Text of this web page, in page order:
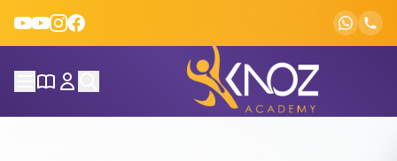
Skip to content